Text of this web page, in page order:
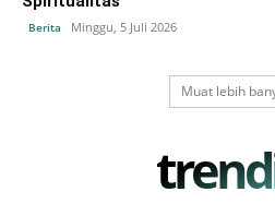
Berita Minggu, 5 Juli 2026
Muat lebih